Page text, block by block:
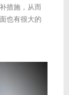
措施，从而
也有很大的